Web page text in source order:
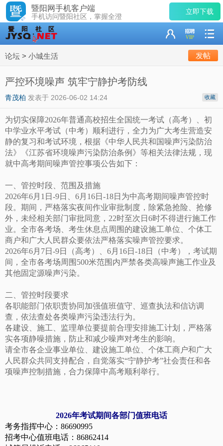
暨阳网手机客户端
手机访问暨阳社区，掌握全澄
立即下载
论坛 > 小城生活 发帖
严控环境噪声 筑牢宁静护考防线
收藏
青茂柏 发表于 2026-06-02 14:24
为切实保障2026年普通高校招生全国统一考试（高考）、初
中学业水平考试（中考）顺利进行，全力为广大考生营造安
静的复习和考试环境，根据《中华人民共和国噪声污染防治
法》《江苏省环境噪声污染防治条例》等相关法律法规，现
就中高考期间噪声管控事项公告如下：
一、管控时段、范围及措施
2026年6月1日-9日、6月16日-18日为中高考期间噪声管控时
段。期间，严格落实夜间作业审批制度，除紧急抢险、抢修
外，未经相关部门审批同意，22时至次日6时不得进行施工作
业。全市各考场、考生休息点周围的建设施工单位、个体工
商户和广大人民群众要依法严格落实噪声管控要求。
2026年6月7日-9日（高考）、6月16日-18日（中考），考试期
间，全市各考场周围500米范围内严禁各类高噪声施工作业及
其他固定源噪声污染。
二、管控时段要求
各职能部门依职责协同加强值班值守、巡查执法和信访调
查，依法查处各类噪声污染违法行为。
各建设、施工、监理单位要提前合理安排施工计划，严格落
实各项静噪措施，防止和减少噪声对考生的影响。
请全市各企业事业单位、建设施工单位、个体工商户和广大
人民群众共同支持配合，自觉落实“宁静护考”社会责任和各
项噪声控制措施，合力保障中高考顺利举行。
2026年考试期间各部门值班电话
考务指挥中心：86690995
招考中心值班电话：86862414